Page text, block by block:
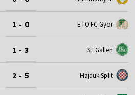
1 - 0 ETO FC Gyor
1 - 3 St. Gallen
2 - 5 Hajduk Split